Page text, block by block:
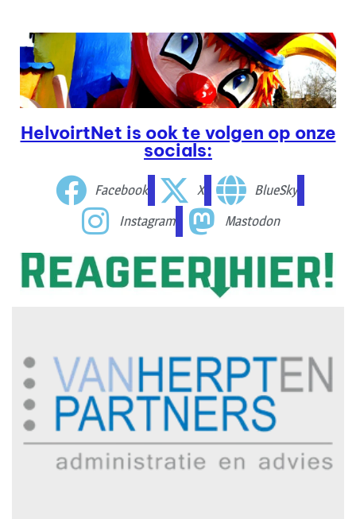
HelvoirtNet is ook te volgen op onze
socials:
Facebook X
BlueSky
Instagram
Mastodon